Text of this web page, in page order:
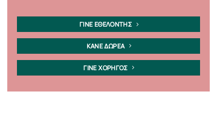
ΓΙΝΕ ΕΘΕΛΟΝΤΗΣ
ΚΑΝΕ ΔΩΡΕΑ
ΓΙΝΕ ΧΟΡΗΓΟΣ